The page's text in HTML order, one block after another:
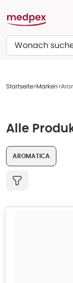
Suchen
Startseite Marken
Alle
AROMATICA